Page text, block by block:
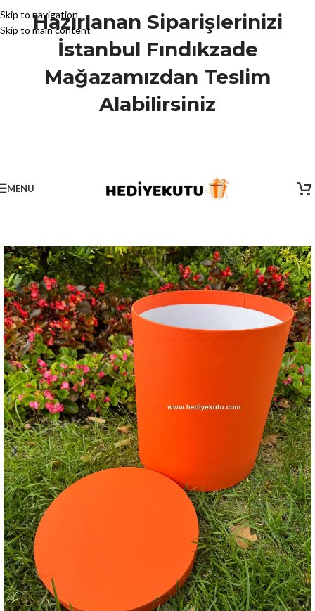
Skip to navigation
Skip to main content
Hazırlanan Siparişlerinizi
İstanbul Fındıkzade
Mağazamızdan Teslim
Alabilirsiniz
MENU